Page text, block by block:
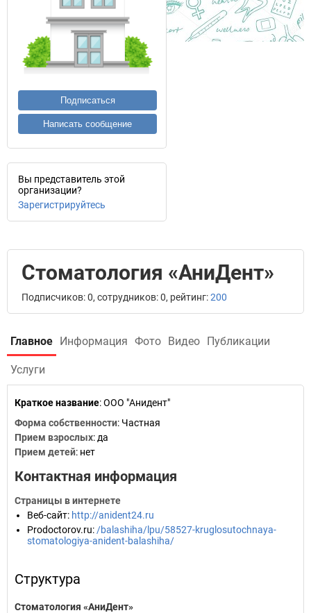
Подписаться
Написать сообщение
Вы представитель этой
организации?
Зарегистрируйтесь
Стоматология «АниДент»
Подписчиков: 0, сотрудников: 0, рейтинг:200
Главное Информация Фото Видео Публикации
Услуги
Краткое название:ООО "Анидент"
Форма собственности: Частная
Прием взрослых: да
Прием детей: нет
Контактная информация
Страницы в интернете
Веб-сайт: http://anident24.ru
Prodoctorov.ru: /balashiha/lpu/58527-kruglosutochnaya-
stomatologiya-anident-balashiha/
Структура
Стоматология «АниДент»